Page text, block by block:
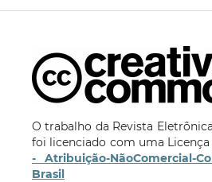
O trabalho da Revista
foi licenciado com uma Licença
- Atribuição-NãoComercial-
Brasil